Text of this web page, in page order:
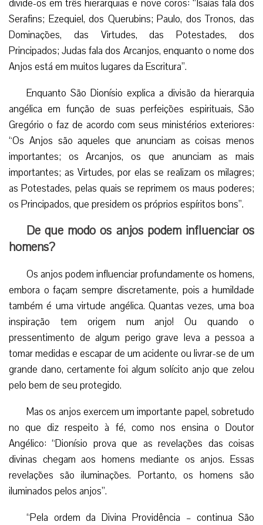
divide-os em três hierarquias e nove coros: “Isaías fala dos
Serafins; Ezequiel, dos Querubins; Paulo, dos Tronos, das
Dominações, das Virtudes, das Potestades, dos
Principados; Judas fala dos Arcanjos, enquanto o nome dos
Anjos está em muitos lugares da Escritura”.
Enquanto São Dionísio explica a divisão da hierarquia
angélica em função de suas perfeições espirituais, São
Gregório o faz de acordo com seus ministérios exteriores:
“Os Anjos são aqueles que anunciam as coisas menos
importantes; os Arcanjos, os que anunciam as mais
importantes; as Virtudes, por elas se realizam os milagres;
as Potestades, pelas quais se reprimem os maus poderes;
os Principados, que presidem os próprios espíritos bons”.
De que modo os anjos podem influenciar os
homens?
Os anjos podem influenciar profundamente os homens,
embora o façam sempre discretamente, pois a humildade
também é uma virtude angélica. Quantas vezes, uma boa
inspiração tem origem num anjo! Ou quando o
pressentimento de algum perigo grave leva a pessoa a
tomar medidas e escapar de um acidente ou livrar-se de um
grande dano, certamente foi algum solícito anjo que zelou
pelo bem de seu protegido.
Mas os anjos exercem um importante papel, sobretudo
no que diz respeito à fé, como nos ensina o Doutor
Angélico: “Dionísio prova que as revelações das coisas
divinas chegam aos homens mediante os anjos. Essas
revelações são iluminações. Portanto, os homens são
iluminados pelos anjos”.
“Pela ordem da Divina Providência – continua São